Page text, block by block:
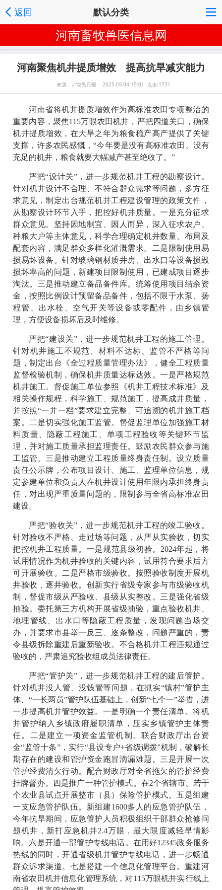
返回 默认分类
河南畜牧兽医信息网
河南聚焦机井提质增效 提高抗旱减灾能力
来源： 🔗农民日报 2025-09-04 15:01 点击:1731
河南省将机井提质增效作为高标准农田专项整治的
重要内容，聚焦115万眼农田机井，严把四道关口，确保
机井提质增效，在大旱之年为粮食稳产高产提供了关键
支撑，许多农民感慨，“今年要是没有高标准农田、没有
充足的机井，粮食就要大幅减产甚至绝收了。”
严把“设计关”，进一步规范机井工程的勘察设计。
针对机井设计不合理、不符合群众需求等问题，多方征
求意见，制定出台规范机井工程建设管理的政策文件，
从勘察设计环节入手，把控好机井质量。一是充分征求
群众意见。坚持因地制宜、因人而异，深入征求农户、
种粮大户等主体意见，科学合理确定机井数量、布局及
配套内容，满足群众多样化灌溉需求。二是限制使用易
损易坏设备。针对玻璃钢材质井房、出水口等设备损毁
损坏率高的问题，新建项目限制使用，已建成项目逐步
淘汰。三是推动建立备品备件库。统筹使用项目结余资
金，按照比例设计预留备品备件，包括不限于水泵、扬
程管、出水栓、空气开关等设备或零配件，由乡镇管
理，方便设备损坏后及时维修。
严把“建设关”，进一步规范机井工程的施工管理。
针对机井施工不规范、材料不达标、监管不严格等问
题，制定出台《全过程质量管理办法》，健全工程质量
监督检验机制，确保机井质量达标达效。一是严格规范
机井施工。督促施工单位参照《机井工程技术标准》及
相关操作规程，科学施工、规范施工，提高成井质量，
并按照“一井一档”要求建立完整、可追溯的机井施工档
案。二是切实强化施工监管。督促监理单位加强施工材
料质量、隐蔽工程施工、单项工程验收等关键环节监
理，并对施工质量承担监理责任。鼓励农民群众参与施
工监管。三是推动建立工程质量终身责任制。设立质量
责任公示牌，公布项目设计、施工、监理单位信息，规
定参建单位和负责人在机井设计使用年限内承担终身责
任，对出现严重质量问题的，限制参与全省高标准农田
建设。
严把“验收关”，进一步规范机井工程的竣工验收。
针对验收不严格、走过场等问题，从严从实验收，切实
把控机井工程质量。一是规范县级初验。2024年起，将
试用情况作为机井验收的关键内容，试用符合要求后方
可开展验收。二是严格市级验收。按照验收制度开展机
井验收，逐井验收。创新实行省级专家参与市级验收机
制，督促市级从严验收、县级从实整改。三是强化省级
抽验。委托第三方机构开展省级抽验，重点验收机井、
地埋管线、出水口等隐蔽工程质量，发现问题当场交
办，并要求市县举一反三、逐条整改，问题严重的，责
令县级拆除重建后重新验收。不合格机井工程违规通过
验收的，严肃追究验收组成员法律责任。
严把“管护关”，进一步规范机井工程的建后管护。
针对机井没人管、没钱管等问题，在抓实“镇村”管护主
体、“一长两员”管护队伍基础上，创新“七个一”举措，进
一步提高机井管护效益。一是明确一个责任清单。将机
井管护纳入乡镇政府履职清单，压实乡镇管护主体责
任。二是建立一项资金监管机制。联合财政厅出台资
金“监管十条”，实行“县设专户+省级调拨”机制，破解长
期存在的建设和管护资金跑冒滴漏难题。三是开展一次
管护经费清欠行动。配合财政厅对全省拖欠的管护经费
挂牌督办。四是推广一种管护模式。在2个省辖市、若干
个农业县试点开展整市（县）保险管护模式。五是组建
一支应急管护队伍。新组建1600多人的应急管护队伍，
今年抗旱期间，应急管护人员积极组织干部群众抢修问
题机井，新打应急机井2.4万眼，最大限度减轻旱情影
响。六是开通一部管护专线电话。在用好12345政务服务
热线的同时，开通省级机井管护专线电话，进一步畅通
群众诉求渠道。七是搭建一个信息化管理平台。重建河
南省农田机井信息化管理系统，对115万眼机井实行线上